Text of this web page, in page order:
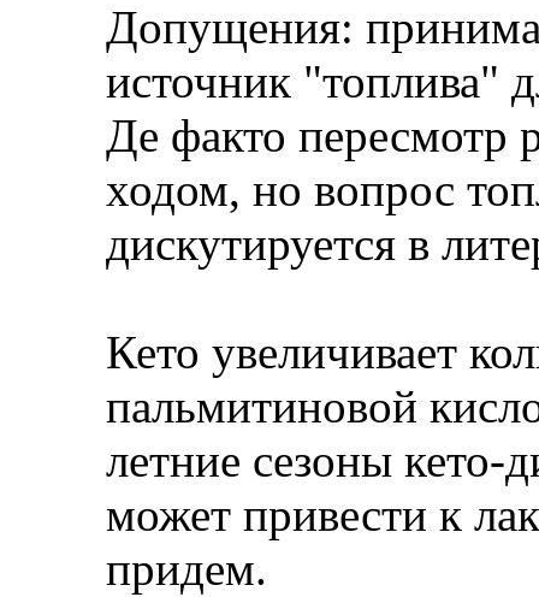
Допущения:
источник "топлива"
Де факто пересмотр
ходом, но вопрос
дискутируется в
Кето увеличивает
пальмитиновой
летние сезоны кето-
может привести к
придем.